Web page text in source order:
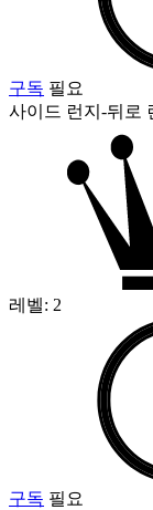
구독 필요
사이드 런지-뒤로
레벨: 2
구독 필요